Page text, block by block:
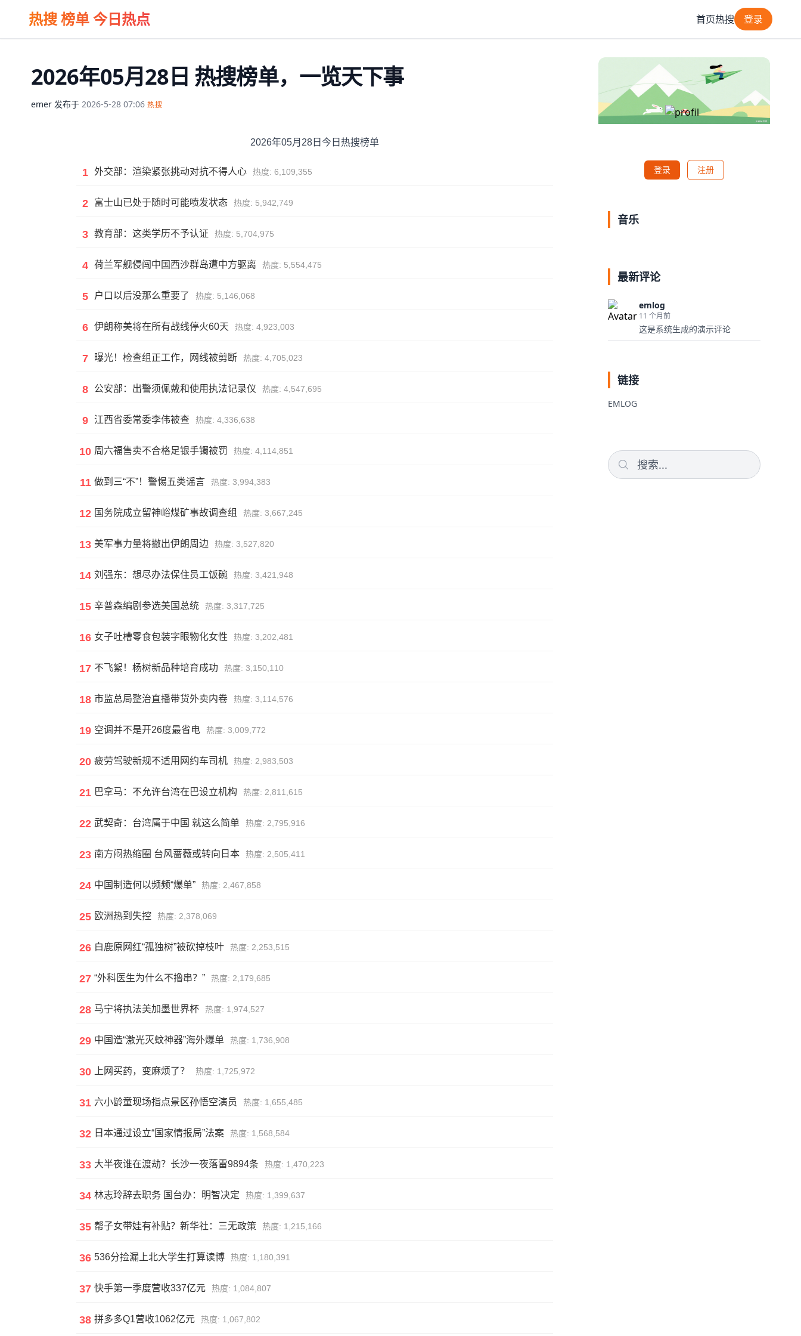
热搜 榜单 今日热点 首页热搜 登录
2026年05月28日 热搜榜单，一览天下事
emer 发布于 2026-5-28 07:06 热搜
2026年05月28日今日热搜榜单
1 外交部：渲染紧张挑动对抗不得人心 热度: 6,109,355
2 富士山已处于随时可能喷发状态 热度: 5,942,749
3 教育部：这类学历不予认证 热度: 5,704,975
4 荷兰军舰侵闯中国西沙群岛遭中方驱离 热度: 5,554,475
5 户口以后没那么重要了 热度: 5,146,068
6 伊朗称美将在所有战线停火60天 热度: 4,923,003
7 曝光！检查组正工作，网线被剪断 热度: 4,705,023
8 公安部：出警须佩戴和使用执法记录仪 热度: 4,547,695
9 江西省委常委李伟被查 热度: 4,336,638
10 周六福售卖不合格足银手镯被罚 热度: 4,114,851
11 做到三“不”！警惕五类谣言 热度: 3,994,383
12 国务院成立留神峪煤矿事故调查组 热度: 3,667,245
13 美军事力量将撤出伊朗周边 热度: 3,527,820
14 刘强东：想尽办法保住员工饭碗 热度: 3,421,948
15 辛普森编剧参选美国总统 热度: 3,317,725
16 女子吐槽零食包装字眼物化女性 热度: 3,202,481
17 不飞絮！杨树新品种培育成功 热度: 3,150,110
18 市监总局整治直播带货外卖内卷 热度: 3,114,576
19 空调并不是开26度最省电 热度: 3,009,772
20 疲劳驾驶新规不适用网约车司机 热度: 2,983,503
21 巴拿马：不允许台湾在巴设立机构 热度: 2,811,615
22 武契奇：台湾属于中国 就这么简单 热度: 2,795,916
23 南方闷热缩圈 台风蔷薇或转向日本 热度: 2,505,411
24 中国制造何以频频“爆单” 热度: 2,467,858
25 欧洲热到失控 热度: 2,378,069
26 白鹿原网红“孤独树”被砍掉枝叶 热度: 2,253,515
27 “外科医生为什么不撸串？” 热度: 2,179,685
28 马宁将执法美加墨世界杯 热度: 1,974,527
29 中国造“激光灭蚊神器”海外爆单 热度: 1,736,908
30 上网买药，变麻烦了？ 热度: 1,725,972
31 六小龄童现场指点景区孙悟空演员 热度: 1,655,485
32 日本通过设立“国家情报局”法案 热度: 1,568,584
33 大半夜谁在渡劫？长沙一夜落雷9894条 热度: 1,470,223
34 林志玲辞去职务 国台办：明智决定 热度: 1,399,637
35 帮子女带娃有补贴？新华社：三无政策 热度: 1,215,166
36 536分捡漏上北大学生打算读博 热度: 1,180,391
37 快手第一季度营收337亿元 热度: 1,084,807
38 拼多多Q1营收1062亿元 热度: 1,067,802
登录 注册
音乐
最新评论
emlog
11 个月前
这是系统生成的演示评论
链接
EMLOG